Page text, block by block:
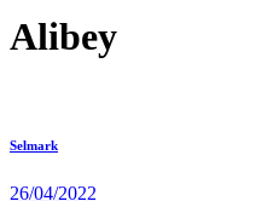
Alibey
Selmark
26/04/2022